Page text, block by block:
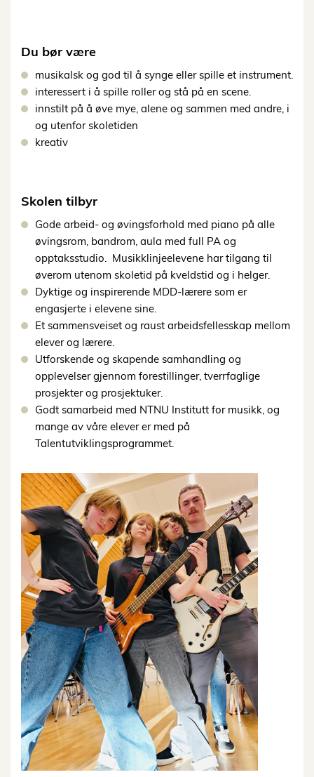
Du bør være
musikalsk og god til å synge eller spille et instrument.
interessert i å spille roller og stå på en scene.
innstilt på å øve mye, alene og sammen med andre, i
og utenfor skoletiden
kreativ
Skolen tilbyr
Gode arbeid- og øvingsforhold med piano på alle
øvingsrom, bandrom, aula med full PA og
opptaksstudio. Musikklinjeelevene har tilgang til
øverom utenom skoletid på kveldstid og i helger.
Dyktige og inspirerende MDD-lærere som er
engasjerte i elevene sine.
Et sammensveiset og raust arbeidsfellesskap mellom
elever og lærere.
Utforskende og skapende samhandling og
opplevelser gjennom forestillinger, tverrfaglige
prosjekter og prosjektuker.
Godt samarbeid med NTNU Institutt for musikk, og
mange av våre elever er med på
Talentutviklingsprogrammet.